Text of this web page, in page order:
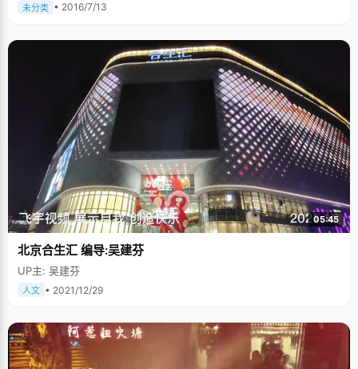
未分类 • 2016/7/13
05:45
北京合生汇 编导:吴建芬
UP主: 吴建芬
人文 • 2021/12/29